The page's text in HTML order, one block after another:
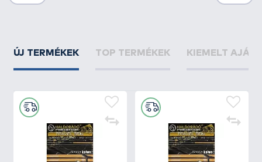
ÚJ TERMÉKEK TOP TERMÉKEK KIEMELT